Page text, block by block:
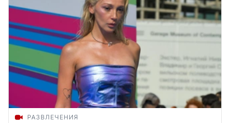
РАЗВЛЕЧЕНИЯ